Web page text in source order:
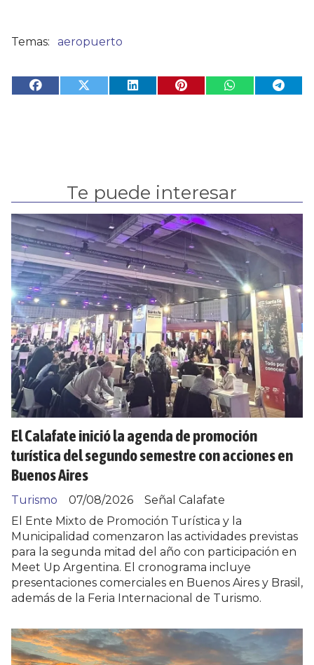
aeropuerto
Te puede interesar
El Calafate inició la agenda de promoción
turística del segundo semestre con acciones en
Buenos Aires
Señal Calafate
Turismo
07/08/2026
El Ente Mixto de Promoción Turística y la
Municipalidad comenzaron las actividades previstas
para la segunda mitad del año con participación en
Meet Up Argentina. El cronograma incluye
presentaciones comerciales en Buenos Aires y Brasil,
además de la Feria Internacional de Turismo.